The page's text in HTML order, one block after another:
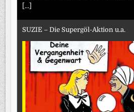
[...]
SUZIE – Die Supergöl-Aktion u.a.